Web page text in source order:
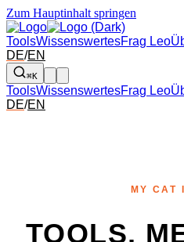
Zum Hauptinhalt springen
ToolsWissenswertesFrag Leo
DE/EN
⌘K
ToolsWissenswertesFrag Leo
DE/EN
MY CAT
TOOLS,